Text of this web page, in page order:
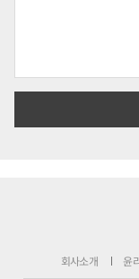
회사소개 윤